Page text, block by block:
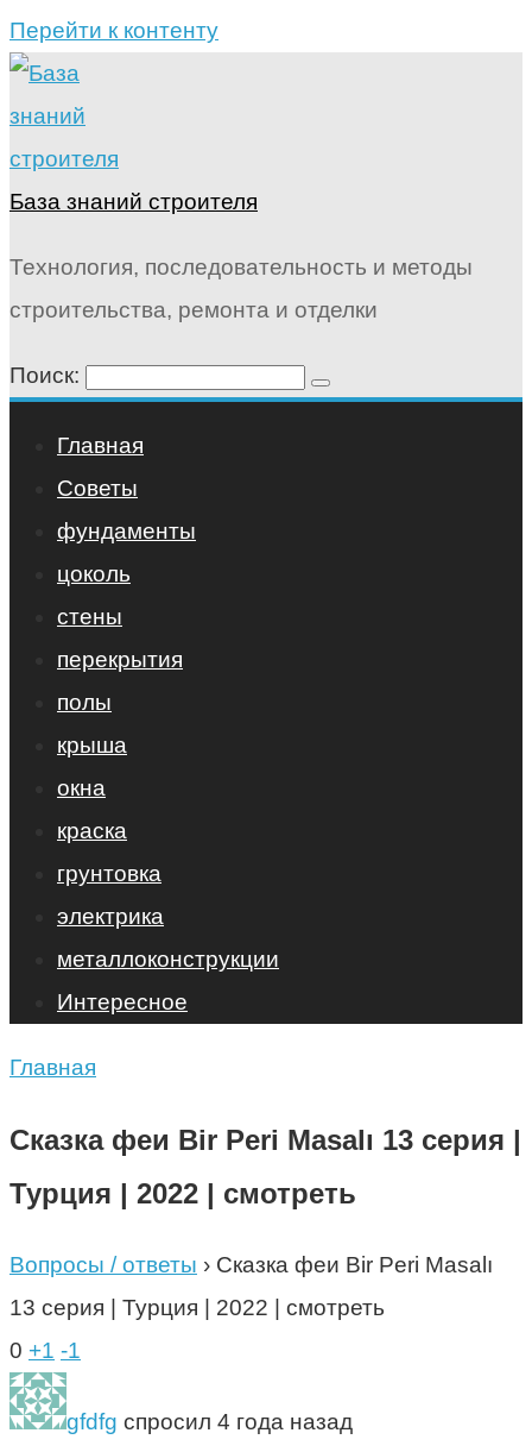
Перейти к контенту
База знаний строителя
Технология, последовательность и методы
строительства, ремонта и отделки
Поиск:
Главная
Советы
фундаменты
цоколь
стены
перекрытия
полы
крыша
окна
краска
грунтовка
электрика
металлоконструкции
Интересное
Главная
Сказка феи Bir Peri Masalı 13 серия |
Турция | 2022 | смотреть
Вопросы / ответы › Сказка феи Bir Peri Masalı
13 серия | Турция | 2022 | смотреть
0 +1 -1
gfdfg спросил 4 года назад